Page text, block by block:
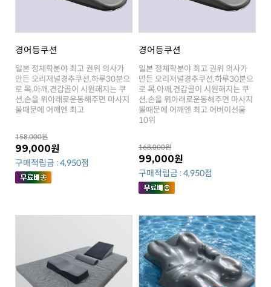
경어등쿠션
볼때문에 어깨엔 최고
158,000원
99,000원
구매적립금 : 4,950점
경어등쿠션
10위
168,000원
99,000원
구매적립금 : 4,950점